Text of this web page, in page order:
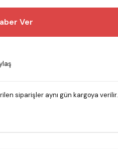
Ver
siparişler aynı gün kargoya verilir.